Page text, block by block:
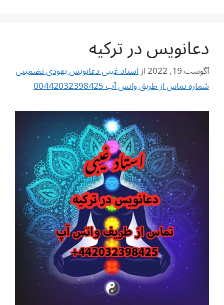
دعانویس در ترکیه
آگوست 19, 2022 ازاستاد غیبی دعانویس یهودی تضمینی
شماره تماس از طریق واتس آپ 00442032398425